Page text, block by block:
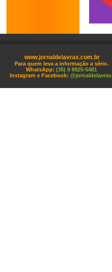
www.jornaldelavras.com.br
Para quem leva a informação a sério.
WhatsApp: (35) 9 9925-5481
Instagram e Facebook: @jornaldelavras